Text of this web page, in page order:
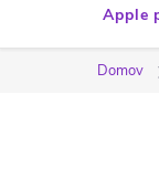
Apple
Domov